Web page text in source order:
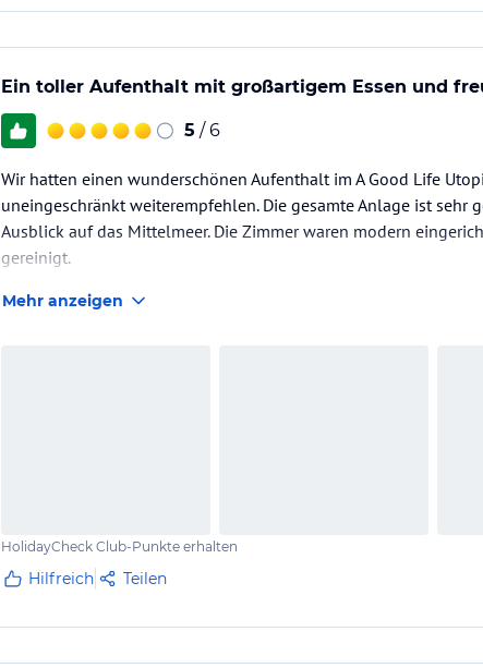
Ein toller Aufenthalt mit großartigem Essen und
5 / 6
Wir hatten einen wunderschönen Aufenthalt im A Good Life
uneingeschränkt weiterempfehlen. Die gesamte Anlage ist sehr
Ausblick auf das Mittelmeer. Die Zimmer waren modern
gereinigt.
Besonders begeistert hat uns die große Auswahl an Speisen und
Mehr anzeigen
HolidayCheck Club-Punkte erhalten
Hilfreich Teilen